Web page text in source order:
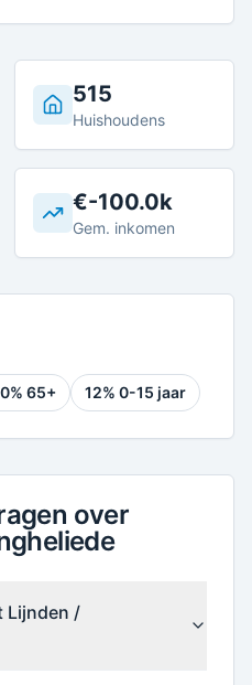
515
Huishoudens
€-100.0k
Gem. inkomen
% 65+ 12% 0-15 jaar
over
Lijnden /